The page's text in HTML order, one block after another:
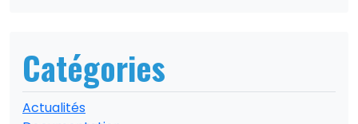
Catégories
Actualités